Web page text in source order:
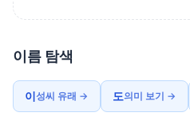
이름 탐색
이성씨 유래 → 도의미 보기 →